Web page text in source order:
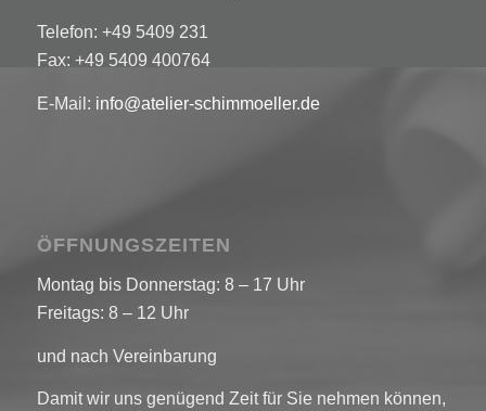
Telefon: +49 5409 231
Fax: +49 5409 400764
E-Mail: info@atelier-schimmoeller.de
ÖFFNUNGSZEITEN
Montag bis Donnerstag: 8 – 17 Uhr
Freitags: 8 – 12 Uhr
und nach Vereinbarung
Damit wir uns genügend Zeit für Sie nehmen können,